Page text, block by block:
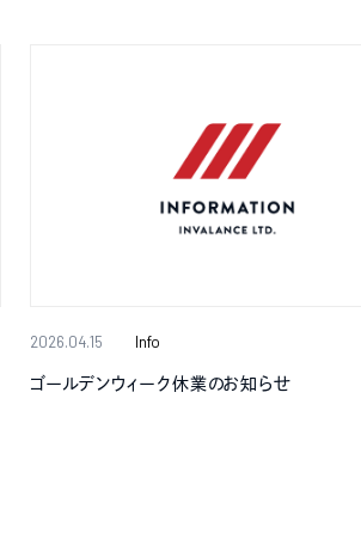
2026.04.15 Info
ゴールデンウィーク休業のお知らせ